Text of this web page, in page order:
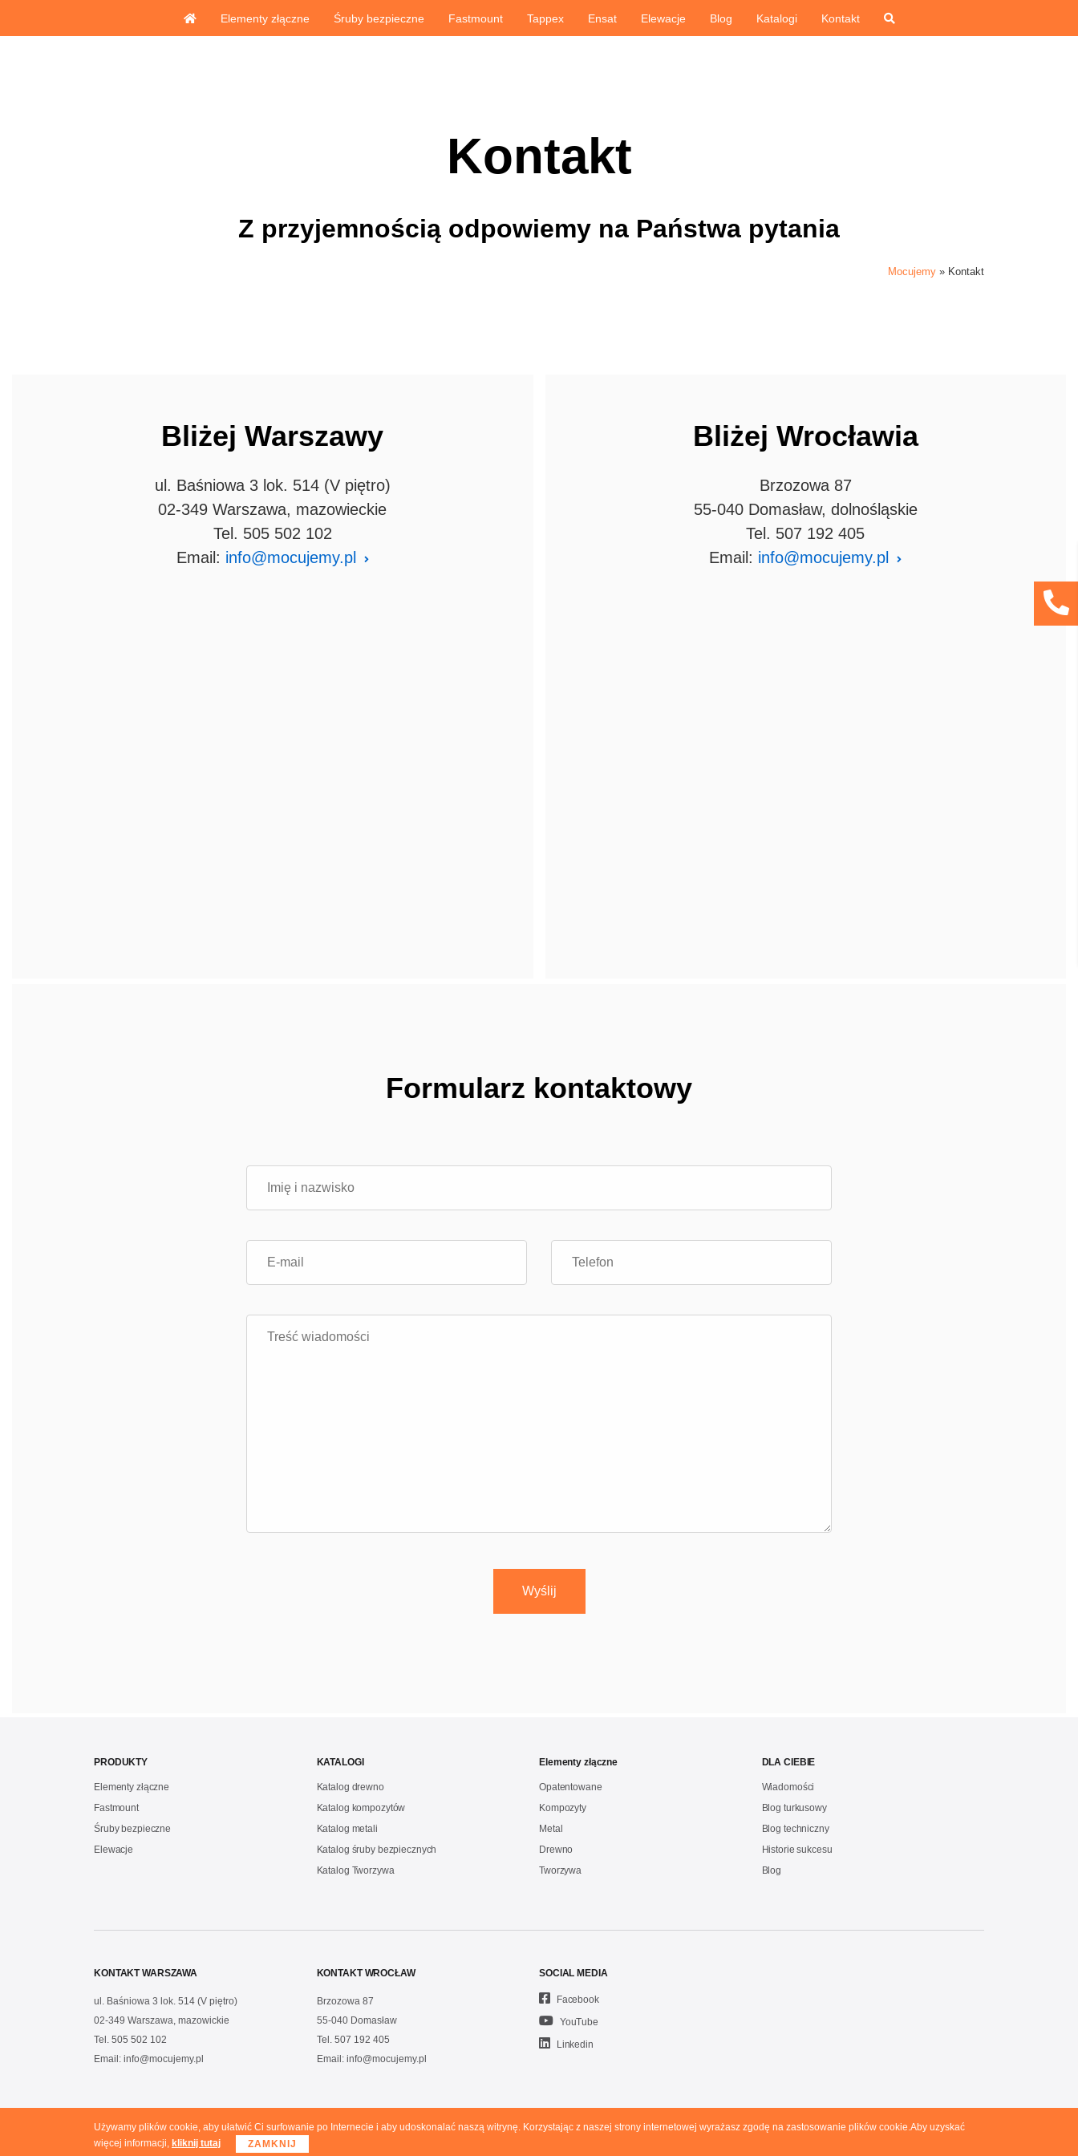
Elementy złączne Śruby bezpieczne Fastmount Tappex Ensat Elewacje Blog Katalogi Kontakt
Kontakt
Z przyjemnością odpowiemy na Państwa pytania
Mocujemy » Kontakt
Bliżej Warszawy
ul. Baśniowa 3 lok. 514 (V piętro)
02-349 Warszawa, mazowieckie
Tel. 505 502 102
Email: info@mocujemy.pl
Bliżej Wrocławia
Brzozowa 87
55-040 Domasław, dolnośląskie
Tel. 507 192 405
Email: info@mocujemy.pl
Formularz kontaktowy
PRODUKTY
Elementy złączne
Fastmount
Śruby bezpieczne
Elewacje
KATALOGI
Katalog drewno
Katalog kompozytów
Katalog metali
Katalog śruby bezpiecznych
Katalog Tworzywa
Elementy złączne
Opatentowane
Kompozyty
Metal
Drewno
Tworzywa
DLA CIEBIE
Wiadomości
Blog turkusowy
Blog techniczny
Historie sukcesu
Blog
KONTAKT WARSZAWA
ul. Baśniowa 3 lok. 514 (V piętro)
02-349 Warszawa, mazowickie
Tel. 505 502 102
Email: info@mocujemy.pl
KONTAKT WROCŁAW
Brzozowa 87
55-040 Domasław
Tel. 507 192 405
Email: info@mocujemy.pl
SOCIAL MEDIA
Facebook
YouTube
Linkedin
Copyright © 2020 Mocujemy.pl. All rights reserved.
Używamy plików cookie, aby ułatwić Ci surfowanie po Internecie i aby udoskonalać naszą witrynę. Korzystając z naszej strony internetowej wyrażasz zgodę na zastosowanie plików cookie.Aby uzyskać
więcej informacji, kliknij tutaj ZAMKNIJ